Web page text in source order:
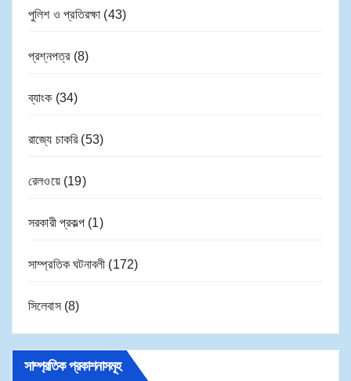
পুলিশ ও প্রতিরক্ষা (43)
প্রশ্নপত্র(8)
ব্যাংক (34)
রাজ্যে চাকরি(53)
রেলওয়ে(19)
সরকারী প্রকল্প (1)
সাম্প্রতিক ঘটনাবলী (172)
সিলেবাস(8)
সাম্প্রতিক প্রকাশনাসমূহ